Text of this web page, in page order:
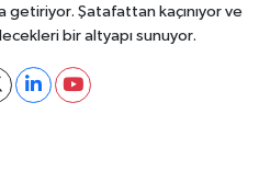
getiriyor. Şatafattan kaçınıyor ve
bir altyapı sunuyor.